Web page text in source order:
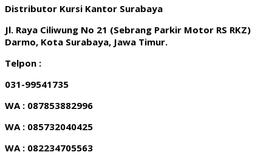
Distributor Kursi Kantor Surabaya
Jl. Raya Ciliwung No 21 (Sebrang Parkir Motor RS RKZ)
Darmo, Kota Surabaya, Jawa Timur.
Telpon :
031-99541735
WA : 087853882996
WA : 085732040425
WA : 082234705563